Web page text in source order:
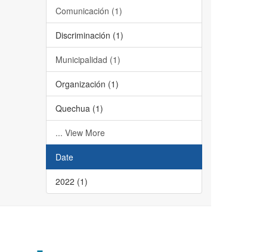
Comunicación (1)
Discriminación (1)
Municipalidad (1)
Organización (1)
Quechua (1)
... View More
Date
2022 (1)